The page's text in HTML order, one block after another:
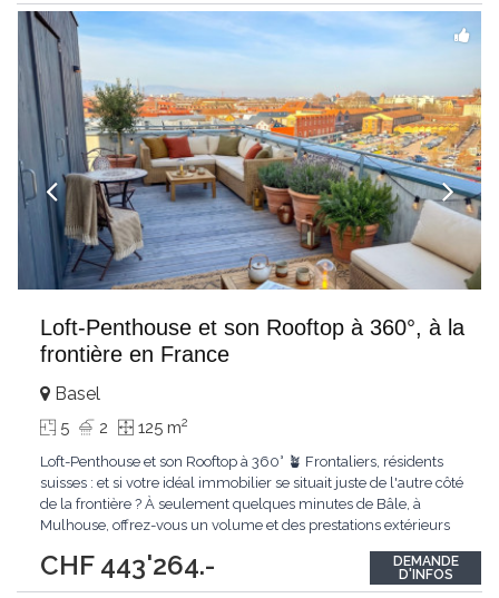
Loft-Penthouse et son Rooftop à 360°, à la
frontière en France
CHF 443'264.-
Basel
5 2 125 m2
Loft-Penthouse et son Rooftop à 360° 🪴 Frontaliers, résidents
suisses : et si votre idéal immobilier se situait juste de l'autre côté
de la frontière ? À seulement quelques minutes de Bâle, à
Mulhouse, offrez-vous un volume et des prestations extérieurs
helvétique. Profitez d'un pouvoir d'achat immobilier démultiplié
pour acquérir...
DEMANDE
D'INFOS